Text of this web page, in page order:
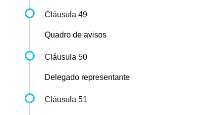
Cláusula 49
Quadro de avisos
Cláusula 50
Delegado representante
Cláusula 51